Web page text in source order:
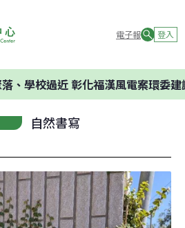
電子報 登入
近 彰化福漢風電案環委建議不應開
自然書寫